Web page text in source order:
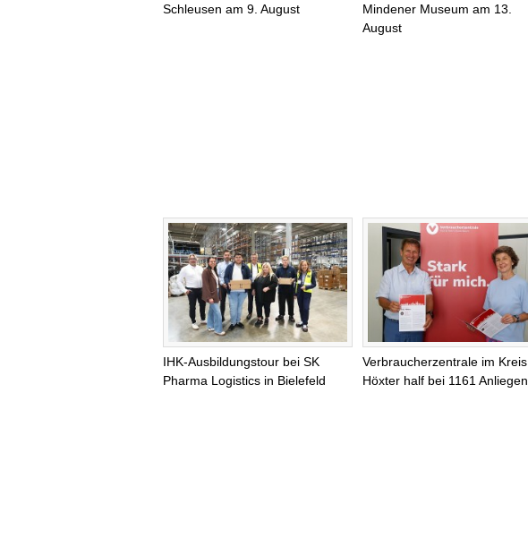
Schleusen am 9. August
Mindener Museum am 13.
August
IHK-Ausbildungstour bei SK
Pharma Logistics in Bielefeld
Verbraucherzentrale im Kreis
Höxter half bei 1161 Anliegen